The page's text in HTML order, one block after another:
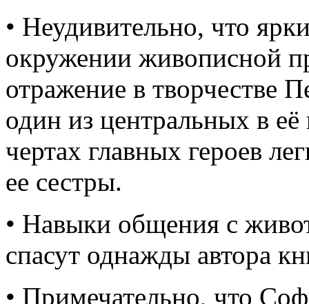
• Неудивительно, что
окружении живописной
отражение в творчестве
один из центральных в её
чертах главных героев
ее сестры.
• Навыки общения с
спасут однажды автора
• Примечательно, что